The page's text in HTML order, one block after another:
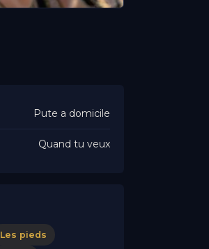
Pute a domicile
Quand tu veux
Les pieds